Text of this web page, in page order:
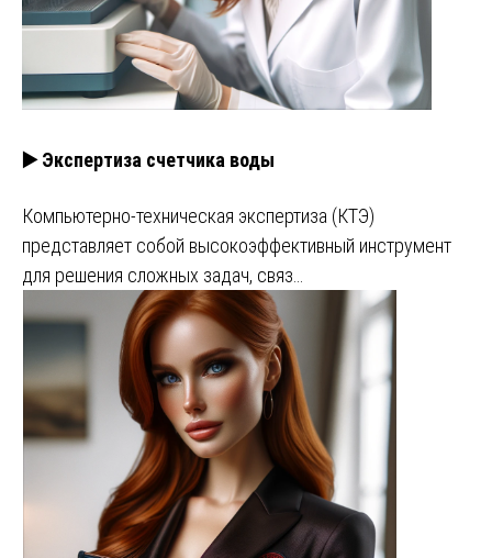
▶️ Экспертиза счетчика воды
Компьютерно-техническая экспертиза (КТЭ)
представляет собой высокоэффективный инструмент
для решения сложных задач, связ…